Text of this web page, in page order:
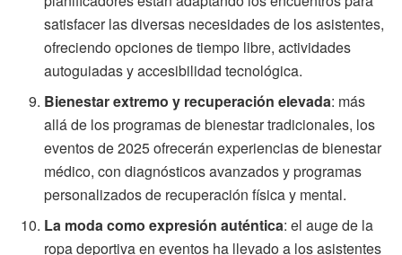
satisfacer las diversas necesidades de los asistentes,
ofreciendo opciones de tiempo libre, actividades
autoguiadas y accesibilidad tecnológica.
Bienestar extremo y recuperación elevada: más
allá de los programas de bienestar tradicionales, los
eventos de 2025 ofrecerán experiencias de bienestar
médico, con diagnósticos avanzados y programas
personalizados de recuperación física y mental.
La moda como expresión auténtica: el auge de la
ropa deportiva en eventos ha llevado a los asistentes